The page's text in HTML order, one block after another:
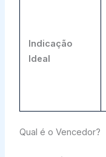
Indicação
Ideal
Qual é o Vencedor?